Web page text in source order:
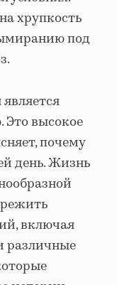
хрупкость
под
высокое
почему
день. Жизнь
включая
различные